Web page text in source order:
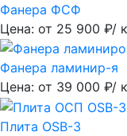
Фанера ФСФ
Цена: от 25 900 ₽/
Фанера ламинир-я
Цена: от 39 000 ₽/
Плита OSB-3